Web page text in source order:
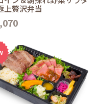
上贅沢弁当